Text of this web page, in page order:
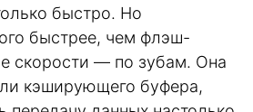
быстро. Но
быстрее, чем флэш-
скорости — по зубам. Она
кэширующего буфера,